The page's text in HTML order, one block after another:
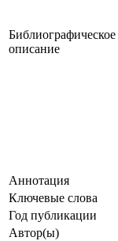
Библиографическое
описание
Аннотация
Ключевые cлова
Год публикации
Автор(ы)